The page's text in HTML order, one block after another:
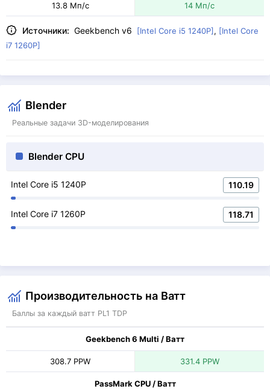
13.8 Мп/с 14 Мп/с
Источники: Geekbench v6 [Intel Core i5 1240P], [Intel Core
i7 1260P]
Blender
Реальные задачи 3D-моделирования
Blender CPU
Intel Core i5 1240P 110.19
Intel Core i7 1260P 118.71
Производительность на Ватт
Баллы за каждый ватт PL1 TDP
Geekbench 6 Multi / Ватт
308.7 PPW 331.4 PPW
PassMark CPU / Ватт